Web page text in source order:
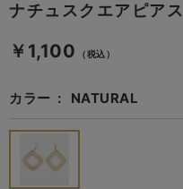
ナチュスクエアピアス
￥1,100 （税込）
カラー NATURAL